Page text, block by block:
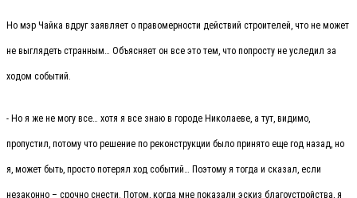
Но мэр Чайка вдруг заявляет о правомерности действий строителей, что не может
не выглядеть странным… Объясняет он все это тем, что попросту не уследил за
ходом событий.
- Но я же не могу все… хотя я все знаю в городе Николаеве, а тут, видимо,
пропустил, потому что решение по реконструкции было принято еще год назад, но
я, может быть, просто потерял ход событий… Поэтому я тогда и сказал, если
незаконно – срочно снести. Потом, когда мне показали эскиз благоустройства, я